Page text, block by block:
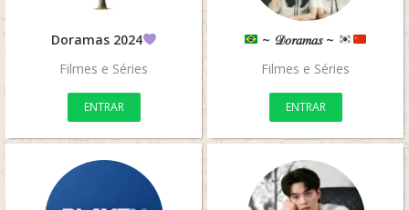
Doramas 2024
Filmes e Séries
ENTRAR
~ 𝒟𝑜𝑟𝑎𝑚𝑎𝑠 ~
Filmes e Séries
ENTRAR